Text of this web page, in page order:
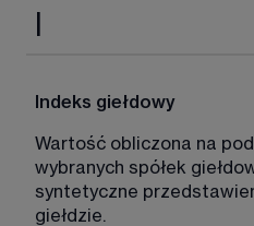
Indeks giełdowy
Wartość obliczona na
wybranych spółek
syntetyczne
giełdzie.